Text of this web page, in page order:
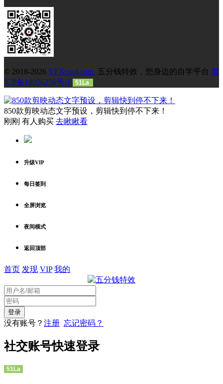
© 2018-2026 VFXcool.com 五分钱特效，您身边的自学平台 冀
ICP备18026256号-1
51La
850款剪映动态文字预设，剪辑快到停不下来！
刚刚 有人购买 去瞅瞅看
升级VIP
每日签到
全屏浏览
夜间模式
返回顶部
首页 发现 VIP 我的
没有账号？ 注册 忘记密码？
社交账号快速登录
51La